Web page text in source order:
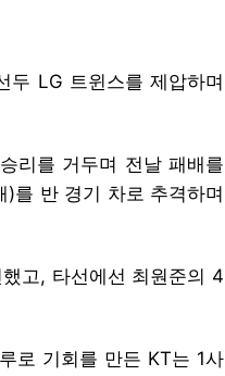
두 LG 트윈스를 제압하며
리를 거두며 전날 패배를
를 반 경기 차로 추격하며
고, 타선에선 최원준의 4
로 기회를 만든 KT는 1사